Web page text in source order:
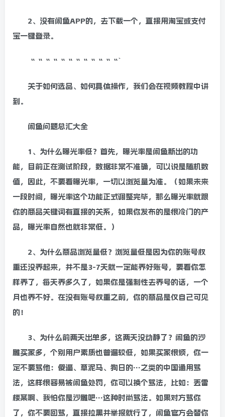
2、没有闲鱼APP的，去下载一个，直接用淘宝或支付
宝一键登录。
““““““““““““`
关于如何选品、如何具体操作，我们会在视频教程中讲
到。
闲鱼问题总汇大全
1、为什么曝光率低？首先，曝光率是闲鱼新出的功
能，目前正在测试阶段，数据非常不准确，可以说是随机数
值，因此，不要看曝光率，一切以浏览量为准。（如果未来
一段时间，曝光率这个功能正式调整完毕，那么曝光率就跟
你的商品关键词有直接的关系，如果你发布的是很冷门的产
品，曝光率自然也就非常低。）
2、为什么商品浏览量低？浏览量低是因为你的账号权
重还没养起来，并不是3-7天就一定能养好账号，要看你怎
样养了，每天养多久了，如果你是强制性去养号的话，一个
月也养不好。在没有账号权重之前，你的商品是仅自己可见
的！
3、为什么前两天出单多，这两天没动静了？闲鱼的沙
雕买家多，个别用户素质也普遍较低，如果买家很烦，你一
定不要骂他：傻逼、草泥马、狗日的…之类的中国通用骂
法，这样很容易被闲鱼处罚，你可以换个骂法，比如：丢雷
楼某啊、我怕你是沙雕吧…这种时尚骂法。如果对方骂你
了，你不要回骂，直接拉黑并举报就行了，闲鱼官方会替你